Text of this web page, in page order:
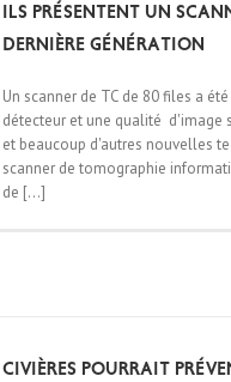
Ils présentent un
dernière génération
Un scanner de TC de 80 files a
détecteur et une qualité d'image
et beaucoup d'autres nouvelles
scanner de tomographie
de [...]
Civières pourrait